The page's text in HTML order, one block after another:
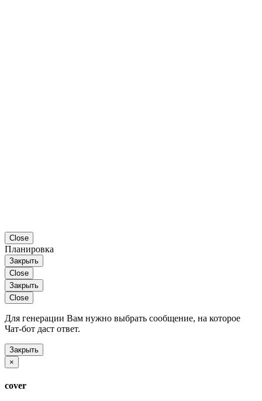
Close
Планировка
Закрыть
Close
Закрыть
Close
Для генерации Вам нужно выбрать сообщение, на которое
Чат-бот даст ответ.
Закрыть
×
cover